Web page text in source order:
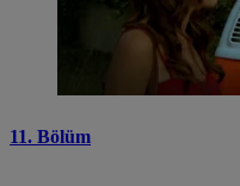
11. Bölüm